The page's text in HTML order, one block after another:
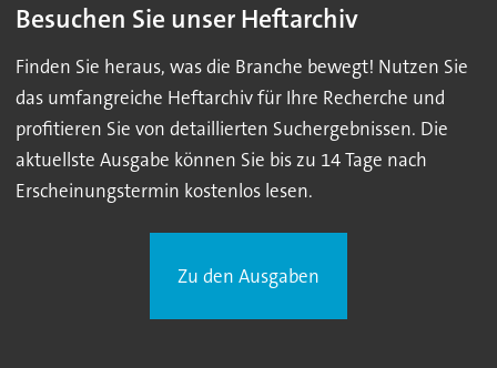
Besuchen Sie unser Heftarchiv
Finden Sie heraus, was die Branche bewegt! Nutzen Sie
das umfangreiche Heftarchiv für Ihre Recherche und
profitieren Sie von detaillierten Suchergebnissen. Die
aktuellste Ausgabe können Sie bis zu 14 Tage nach
Erscheinungstermin kostenlos lesen.
Zu den Ausgaben